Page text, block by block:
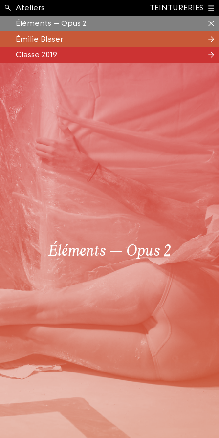
Formation ›
Ateliers
TEINTURERIES
Éléments – Opus 2
Émilie Blaser
Classe 2019
Éléments – Opus 2